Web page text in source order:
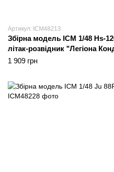
Артикул: ICM48213
Збірна модель ICM 1/48 Hs-
літак-розвідник "Легіона
1 909 грн